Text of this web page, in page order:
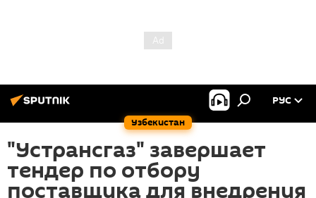
Узбекистан
РУС
"Устрансгаз" завершает
тендер по отбору
поставщика для внедрения